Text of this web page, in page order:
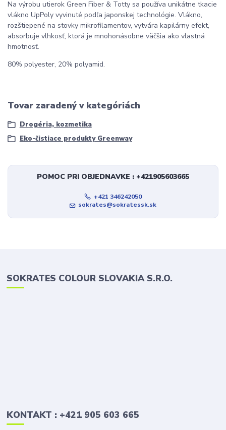
Na výrobu utierok Green Fiber & Totty sa používa unikátne tkacie
vlákno UpPoly vyvinuté podľa japonskej technológie. Vlákno,
rozštiepené na stovky mikrofilamentov, vytvára kapilárny efekt,
absorbuje vlhkosť, ktorá je mnohonásobne väčšia ako vlastná
hmotnosť.
80% polyester, 20% polyamid.
Tovar zaradený v kategóriách
Drogéria, kozmetika
Eko-čistiace produkty Greenway
POMOC PRI OBJEDNAVKE : +421905603665
+421 346242050
sokrates@sokratessk.sk
SOKRATES COLOUR SLOVAKIA S.R.O.
KONTAKT : +421 905 603 665